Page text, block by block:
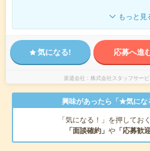
もっと見
気になる! 応募へ進
派遣会社 株式会社スタッフサー
興味があったら「★気にな
「気になる！」を押してお
「面談確約」 や 「応募歓